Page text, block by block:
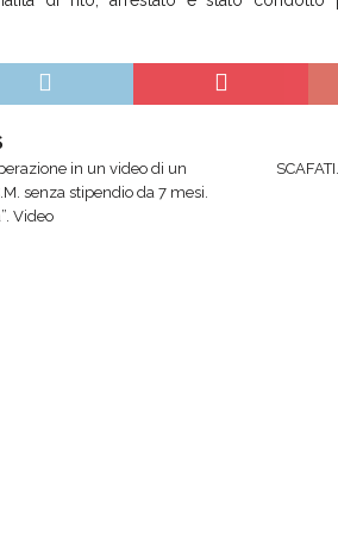
in un video di un
senza stipendio da 7 mesi.
Video